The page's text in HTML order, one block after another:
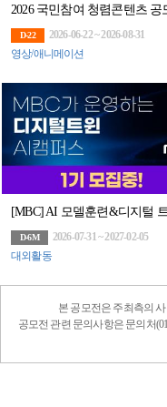
D-22
2026-06-22 ~ 2026-08-31
영상/애니메이션
D-6M
2026-07-31 ~ 2027-02-05
대외활동
본 공모전은 주최측의
공모전 관련 문의사항은 문의처